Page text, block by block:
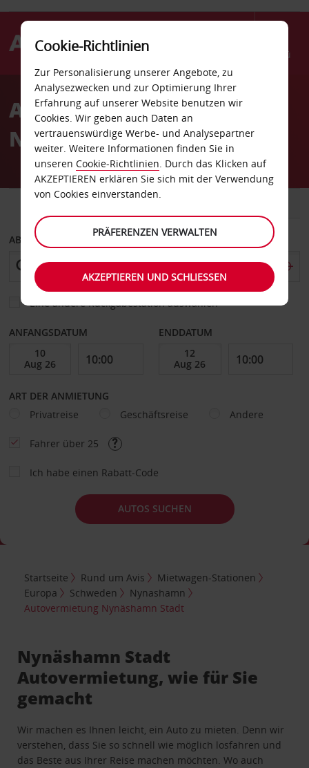
Menü
AvisAutovermietung
Nynäshamn Stadt
ABHOLEN VON
Eine andere Rückgabestation auswählen
ANFANGSDATUM ENDDATUM
ART DER ANMIETUNG
Privatreise
Geschäftsreise Andere
Fahrer über 25
Ich habe einen Rabatt-Code
AUTOS SUCHEN
Startseite Rund um Avis
Mietwagen-Stationen
Europa
Schweden
Nynashamn
Autovermietung Nynäshamn Stadt
Nynäshamn Stadt
Autovermietung, wie für Sie
gemacht
Wir machen es Ihnen leicht, ein Auto zu mieten. Denn wir
verstehen, dass Sie so schnell wie möglich losfahren und
das Beste aus Ihrer Reise machen möchten. Wo auch
Cookie-Richtlinien
Zur Personalisierung unserer Angebote, zu
Analysezwecken und zur Optimierung Ihrer
Erfahrung auf unserer Website benutzen wir
Cookies. Wir geben auch Daten an
vertrauenswürdige Werbe- und Analysepartner
weiter. Weitere Informationen finden Sie in
unseren Cookie-Richtlinien. Durch das Klicken auf
AKZEPTIEREN erklären Sie sich mit der Verwendung
von Cookies einverstanden.
PRÄFERENZEN VERWALTEN
AKZEPTIEREN UND SCHLIESSEN